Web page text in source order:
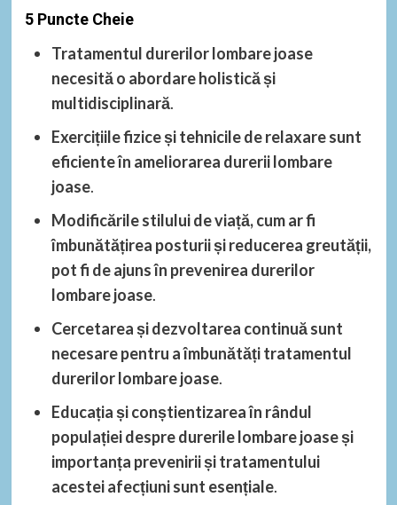
5 Puncte Cheie
Tratamentul durerilor lombare joase
necesită o abordare holistică și
multidisciplinară.
Exercițiile fizice și tehnicile de relaxare sunt
eficiente în ameliorarea durerii lombare
joase.
Modificările stilului de viață, cum ar fi
îmbunătățirea posturii și reducerea greutății,
pot fi de ajuns în prevenirea durerilor
lombare joase.
Cercetarea și dezvoltarea continuă sunt
necesare pentru a îmbunătăți tratamentul
durerilor lombare joase.
Educația și conștientizarea în rândul
populației despre durerile lombare joase și
importanța prevenirii și tratamentului
acestei afecțiuni sunt esențiale.